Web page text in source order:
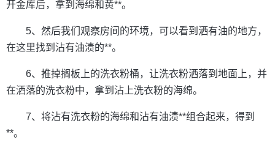
开金库后，拿到海绵和黄**。
5、然后我们观察房间的环境，可以看到洒有油的地方，
在这里找到沾有油渍的**。
6、推掉搁板上的洗衣粉桶，让洗衣粉洒落到地面上，并
在洒落的洗衣粉中，拿到沾上洗衣粉的海绵。
7、将沾有洗衣粉的海绵和沾有油渍**组合起来，得到
**。